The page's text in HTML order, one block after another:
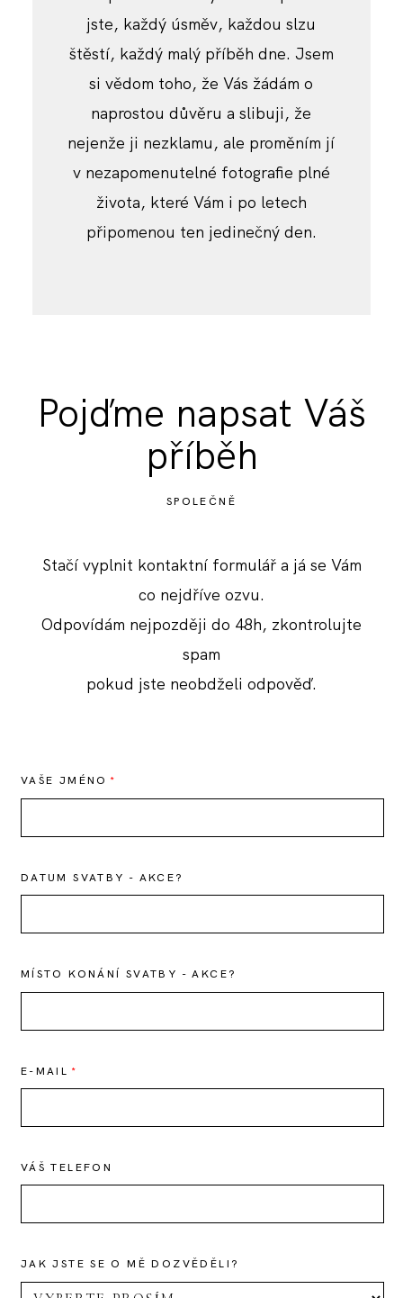
jste, každý úsměv, každou slzu
štěstí, každý malý příběh dne. Jsem
si vědom toho, že Vás žádám o
naprostou důvěru a slibuji, že
nejenže ji nezklamu, ale proměním jí
v nezapomenutelné fotografie plné
života, které Vám i po letech
připomenou ten jedinečný den.
Pojďme napsat Váš
příběh
SPOLEČNĚ
Stačí vyplnit kontaktní formulář a já se Vám
co nejdříve ozvu.
Odpovídám nejpozději do 48h, zkontrolujte
spam
pokud jste neobdželi odpověď.
VAŠE JMÉNO
DATUM SVATBY - AKCE?
MÍSTO KONÁNÍ SVATBY - AKCE?
E-MAIL
VÁŠ TELEFON
JAK JSTE SE O MĚ DOZVĚDĚLI?
KONTAKT